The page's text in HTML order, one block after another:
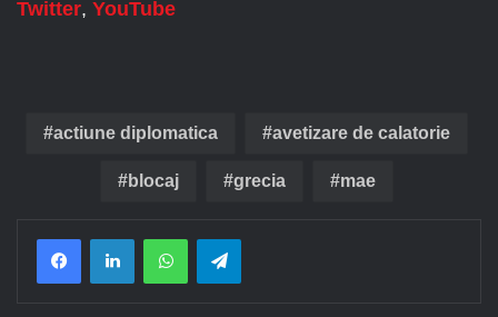
Twitter, YouTube
actiune diplomatica avetizare de calatorie
blocaj grecia mae